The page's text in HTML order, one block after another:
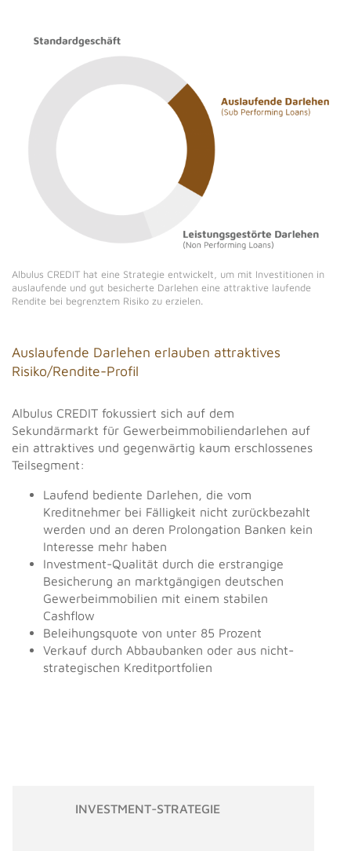
Albulus CREDIT hat eine Strategie entwickelt, um mit Investitionen in
auslaufende und gut besicherte Darlehen eine attraktive laufende
Rendite bei begrenztem Risiko zu erzielen.
Auslaufende Darlehen erlauben attraktives
Risiko/Rendite-Profil
Albulus CREDIT fokussiert sich auf dem
Sekundärmarkt für Gewerbeimmobiliendarlehen auf
ein attraktives und gegenwärtig kaum erschlossenes
Teilsegment:
Laufend bediente Darlehen, die vom
Kreditnehmer bei Fälligkeit nicht zurückbezahlt
werden und an deren Prolongation Banken kein
Interesse mehr haben
Investment-Qualität durch die erstrangige
Besicherung an marktgängigen deutschen
Gewerbeimmobilien mit einem stabilen
Cashflow
Beleihungsquote von unter 85 Prozent
Verkauf durch Abbaubanken oder aus nicht-
strategischen Kreditportfolien
INVESTMENT-STRATEGIE